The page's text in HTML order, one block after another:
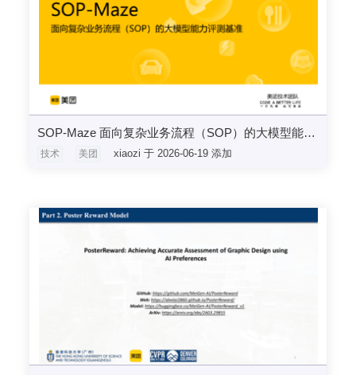
SOP-Maze 面向复杂业务流程（SOP）的大模型能力评测基准
技术 美团 xiaozi 于 2026-06-19 添加